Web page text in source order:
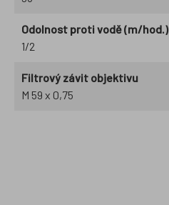
Odolnost proti vodě (m/hod.)
1/2
Filtrový závit objektivu
M 59 x 0,75